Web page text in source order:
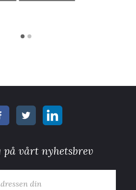
på vårt nyhetsbrev